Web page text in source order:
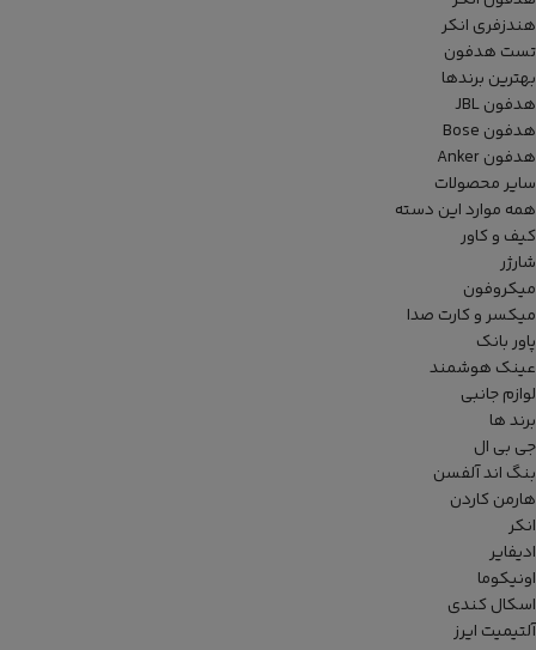
هندزفری انکر
تست هدفون
بهترین برندها
هدفون JBL
هدفون Bose
هدفون Anker
سایر محصولات
همه موارد این دسته
کیف و کاور
شارژر
میکروفون
میکسر و کارت صدا
پاور بانک
عینک هوشمند
لوازم جانبی
برند ها
جی بی ال
بنگ اند آلفسن
هارمن کاردن
انکر
ادیفایر
اونیکوما
اسکال کندی
آلتیمیت ایرز